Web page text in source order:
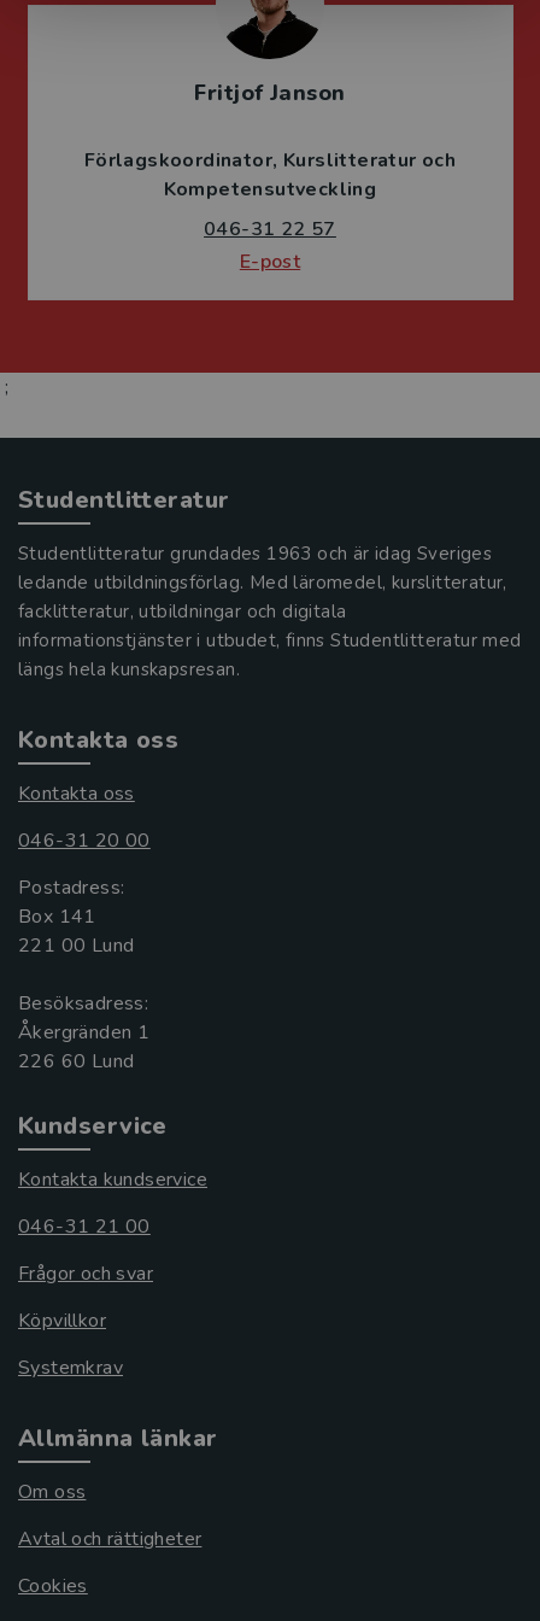
Fritjof Janson
Förlagskoordinator Kurslitteratur och
Kompetensutveckling
046-31 22 57
E-post
;
Studentlitteratur
Studentlitteratur grundades 1963 och är idag Sveriges
ledande utbildningsförlag. Med läromedel, kurslitteratur,
facklitteratur, utbildningar och digitala
informationstjänster i utbudet, finns Studentlitteratur med
längs hela kunskapsresan.
Kontakta oss
Kontakta oss
046-31 20 00
Postadress:
Box 141
221 00 Lund
Besöksadress:
Åkergränden 1
Kundservice
Kontakta kundservice
046-31 21 00
Frågor och svar
Köpvillkor
Systemkrav
Allmänna länkar
Om oss
Avtal och rättigheter
Cookies